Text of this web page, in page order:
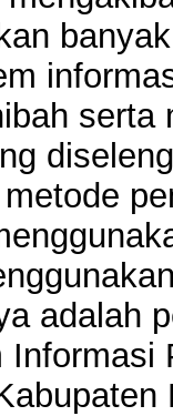
adalah